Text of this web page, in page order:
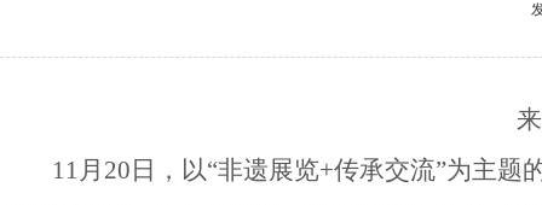
11月20日，以“非遗展览+传承交流”为主